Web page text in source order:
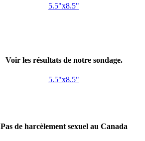
5.5"x8.5"
Voir les résultats de notre sondage.
5.5"x8.5"
Pas de harcèlement sexuel au Canada